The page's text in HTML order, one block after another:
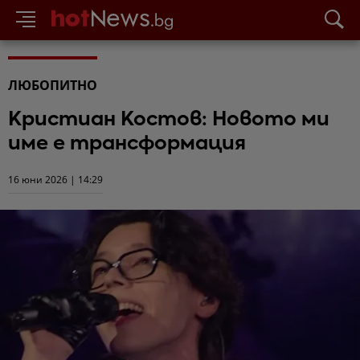
ЛЮБОПИТНО
Кристиан Костов: Новото ми
име е трансформация
16 юни 2026 | 14:29